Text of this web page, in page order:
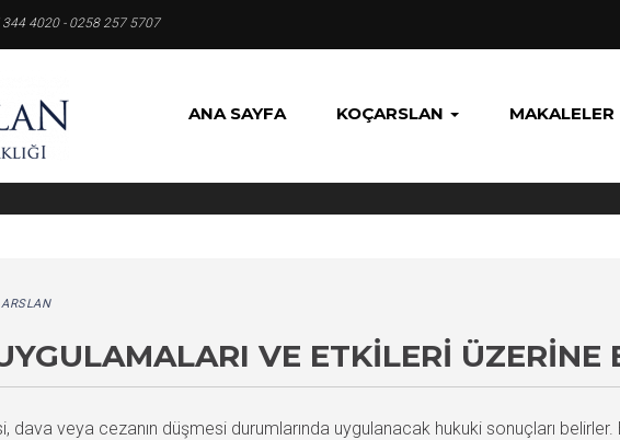
344 4020 - 0258 257 5707
ANA SAYFA KOÇARSLAN MAKALELER
VE ETKILERI ÜZERINE
dava veya cezanın düşmesi durumlarında uygulanacak hukuki sonuçları